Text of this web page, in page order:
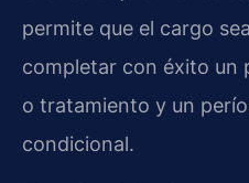
permite que el cargo
completar con éxito un
o tratamiento y un
condicional.